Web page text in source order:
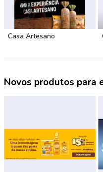
Casa Artesano
Novos produtos para